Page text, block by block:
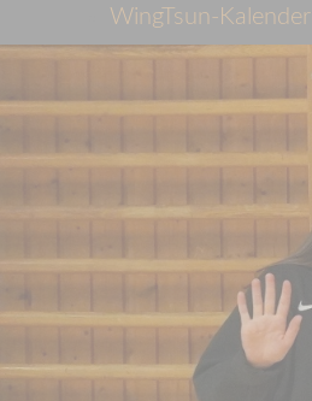
WingTsun-Kalender